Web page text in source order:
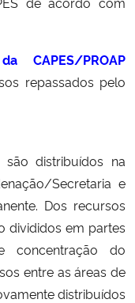
CAPES/PROAP
repassados pelo
são distribuídos na
Secretaria e
Dos recursos
divididos em partes
concentração do
entre as áreas de
distribuídos